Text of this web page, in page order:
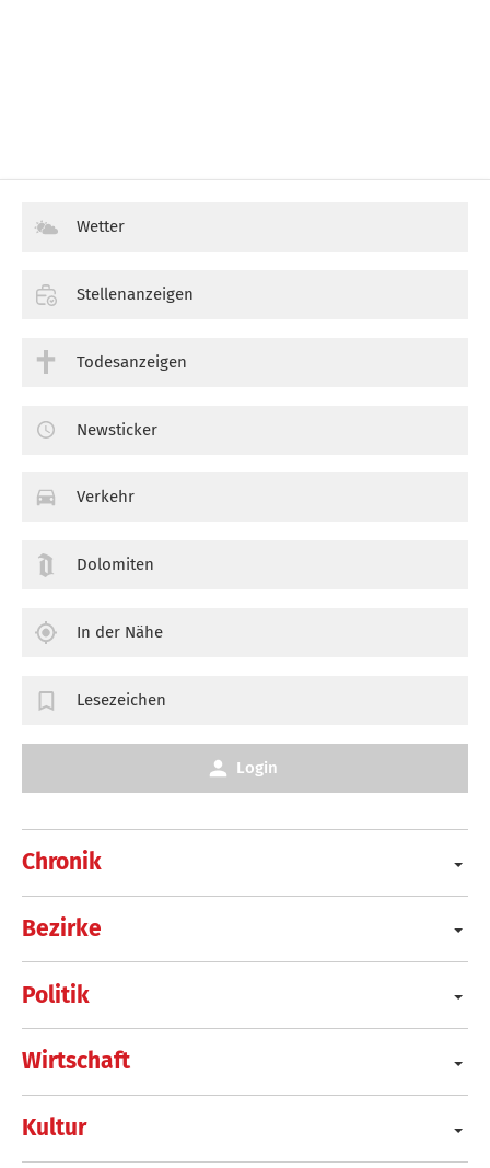
Chronik
Bezirke
Politik
Wirtschaft
Kultur
Wetter
Stellenanzeigen
Todesanzeigen
Newsticker
Verkehr
Dolomiten
In der Nähe
Lesezeichen
Login